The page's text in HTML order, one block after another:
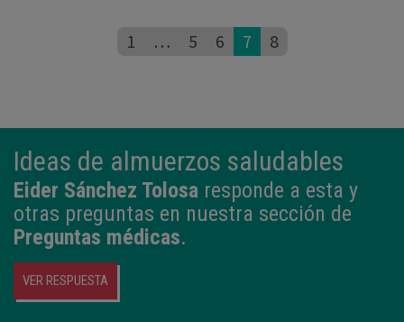
1 … 5 6 7 8
Ideas de almuerzos saludables
Eider Sánchez Tolosa responde a esta y
otras preguntas en nuestra sección de
Preguntas médicas.
VER RESPUESTA